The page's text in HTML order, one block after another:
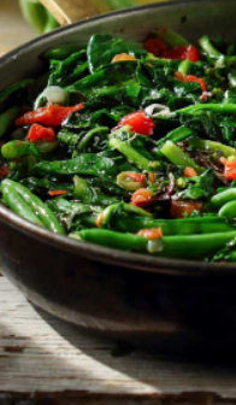
Χόρτα τσιγαριαστά,
συνταγές που γίνεται
της Ελλάδας έχει και
τσιγαριαστά χόρτα.
4 15 λεπτά